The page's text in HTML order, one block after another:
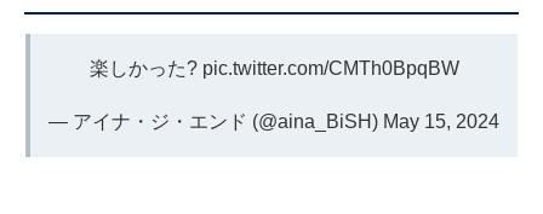
楽しかった? pic.twitter.com/CMTh0BpqBW
— アイナ・ジ・エンド (@aina_BiSH) May 15, 2024